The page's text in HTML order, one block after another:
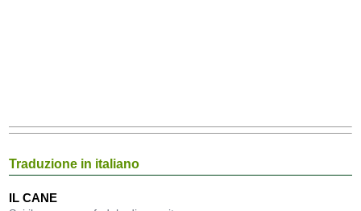
Traduzione in italiano
IL CANE